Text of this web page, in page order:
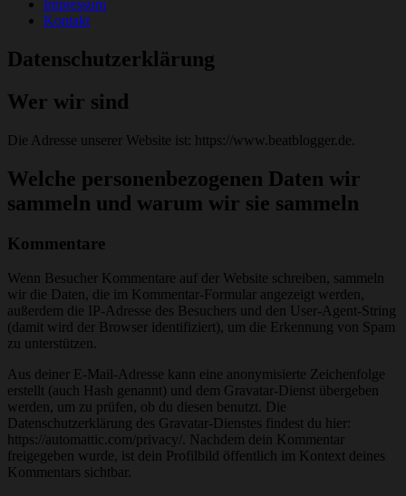
Impressum
Kontakt
Datenschutzerklärung
Wer wir sind
Die Adresse unserer Website ist: https://www.beatblogger.de.
Welche personenbezogenen Daten wir
sammeln und warum wir sie sammeln
Kommentare
Wenn Besucher Kommentare auf der Website schreiben, sammeln
wir die Daten, die im Kommentar-Formular angezeigt werden,
außerdem die IP-Adresse des Besuchers und den User-Agent-String
(damit wird der Browser identifiziert), um die Erkennung von Spam
zu unterstützen.
Aus deiner E-Mail-Adresse kann eine anonymisierte Zeichenfolge
erstellt (auch Hash genannt) und dem Gravatar-Dienst übergeben
werden, um zu prüfen, ob du diesen benutzt. Die
Datenschutzerklärung des Gravatar-Dienstes findest du hier:
https://automattic.com/privacy/. Nachdem dein Kommentar
freigegeben wurde, ist dein Profilbild öffentlich im Kontext deines
Kommentars sichtbar.